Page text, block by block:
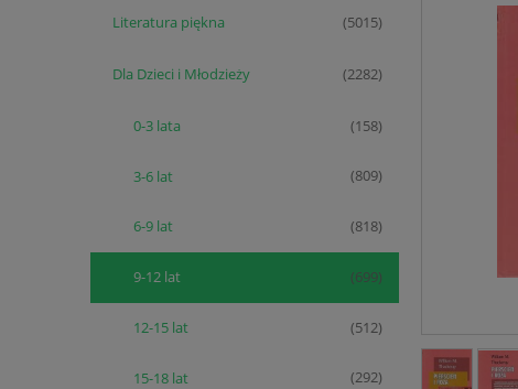
Literatura piękna (5015)
Dla Dzieci i Młodzieży (2282)
0-3 lata (158)
3-6 lat (809)
6-9 lat (818)
9-12 lat (699)
12-15 lat (512)
15-18 lat (292)